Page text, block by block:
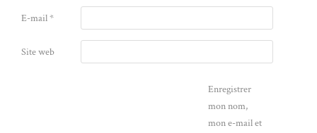
E-mail*
Site web
Enregistrer
mon nom,
mon e-mail et